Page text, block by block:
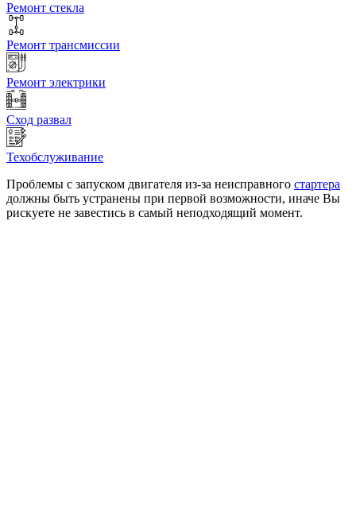
Ремонт стекла
Ремонт трансмиссии
Ремонт электрики
Сход развал
Техобслуживание
Проблемы с запуском двигателя из-за неисправного стартера
должны быть устранены при первой возможности, иначе Вы
рискуете не завестись в самый неподходящий момент.